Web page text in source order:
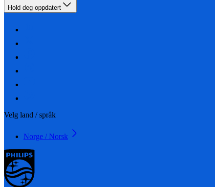
Hold deg oppdatert
Velg land / språk
Norge / Norsk